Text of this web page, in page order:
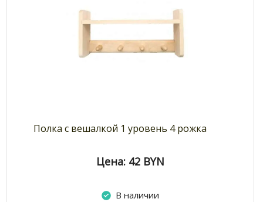
Полка с вешалкой 1 уровень 4 рожка
Цена: 42 BYN
В наличии